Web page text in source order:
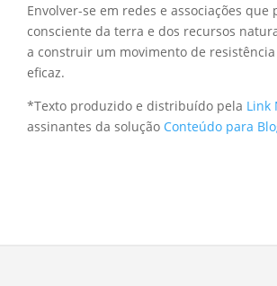
Envolver-se em redes e associações que
consciente da terra e dos recursos
a construir um movimento de
eficaz.
*Texto produzido e distribuído pela Link
assinantes da solução Conteúdo para